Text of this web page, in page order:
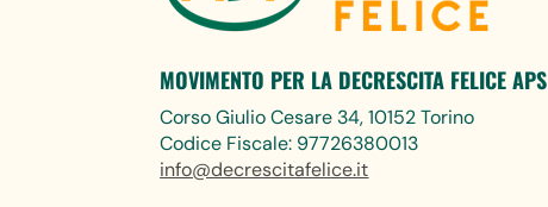
MOVIMENTO PER LA DECRESCITA FELICE APS
Corso Giulio Cesare 34, 10152 Torino
Codice Fiscale: 97726380013
info@decrescitafelice.it